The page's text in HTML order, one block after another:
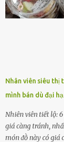
nói xấu vḕ bạn.
bên bạn ᵭ...
Nhân viên siêu thị
mình bán dù đại
Nhiên viên tiết lộ:
giá càng tránh,
món ᵭṑ này có giá